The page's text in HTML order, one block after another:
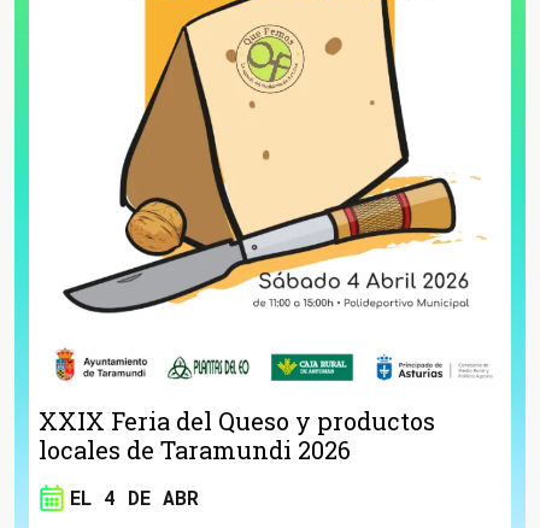
XXIX Feria del Queso y productos
locales de Taramundi 2026
EL 4 DE ABR